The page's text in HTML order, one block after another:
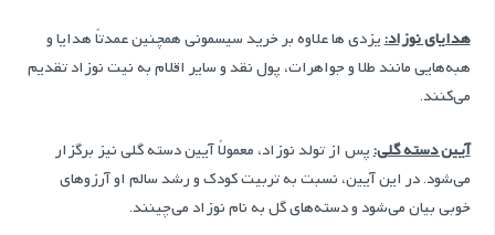
هدایای نوزاد:یزدی ها علاوه بر خرید سیسمونی همچنین عمدتاً هدایا و
هبه‌هایی مانند طلا و جواهرات، پول نقد و سایر اقلام به نیت نوزاد تقدیم
می‌کنند.
آیین دسته گلی:پس از تولد نوزاد، معمولاً آیین دسته گلی نیز برگزار
می‌شود. در این آیین، نسبت به تربیت کودک و رشد سالم او آرزوهای
خوبی بیان می‌شود و دسته‌های گل به نام نوزاد می‌چینند.